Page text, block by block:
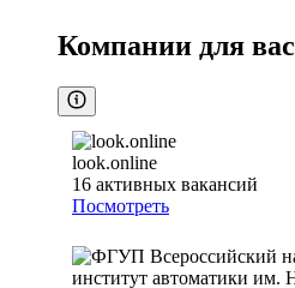
Компании для вас
look.online
16 активных вакансий
Посмотреть